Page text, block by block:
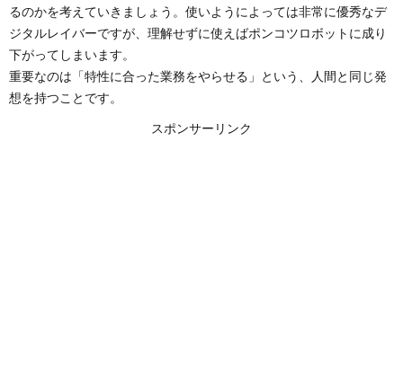
るのかを考えていきましょう。使いようによっては非常に優秀なデ
ジタルレイバーですが、理解せずに使えばポンコツロボットに成り
下がってしまいます。
重要なのは「特性に合った業務をやらせる」という、人間と同じ発
想を持つことです。
スポンサーリンク